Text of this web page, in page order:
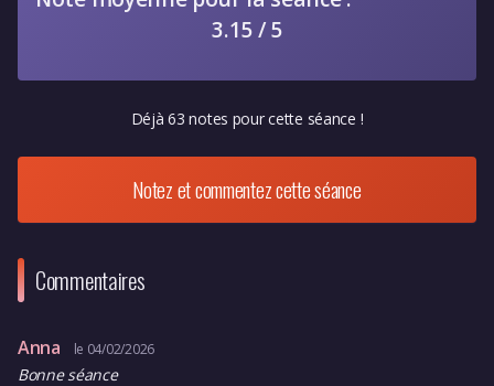
3.15 / 5
Déjà 63 notes pour cette séance !
Notez et commentez cette séance
Commentaires
Anna le 04/02/2026
Bonne séance